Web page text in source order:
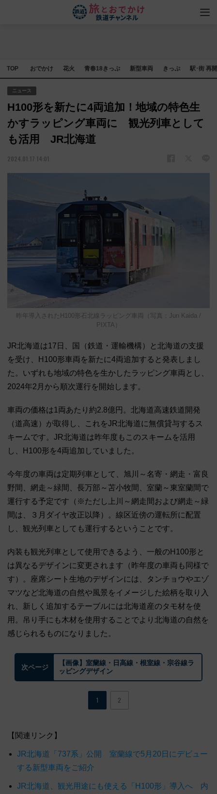
TOP おでかけ 花火 青春18きっぷ 新型車両 きっぷ 駅･街 再
ニュース
H100形を新たに4両追加！地域の特色生
かすラッピング車両に 観光列車として
も活用 JR北海道
2024.01.17 14:01
昨年導入されたH100形石北線ラッピング車両（写真：Jun Kaida /
PIXTA）
JR北海道は17日、国（鉄道・運輸機構）と北海道の支援
を受け、H100形車両を新たに4両追加すると発表しまし
た。いずれも地域の特色を生かしたラッピング車両とし、
2024年2月から順次運行を開始します。
車両の価格は1両あたり約2.8億円。北海道高速鉄道開発
（道高速）が取得し、これをJR北海道に無償貸与するス
キームです。JR北海道は昨年度もこのスキームを活用
し、H100形を4両追加していました。
今年度の車両は定期列車として、旭川～名寄・網走・富良
野間、網走～緑間、長万部～苫小牧間、室蘭～東室蘭間で
運行する予定です（※ただし上川～網走間および網走～緑
間は、３月ダイヤ改正以降）。線区近傍の運転所に配置
し、観光列車としても運行するということです。
内装も観光列車として使用できるよう、一般のH100形と
は異なるデザインに変更されます（昨年度の車両も同様で
す）。座席シート生地のデザインには、タンチョウやエゾ
マツなど北海道の自然や風景をイメージした絵柄を取り入
れ、新しく追加するテーブルには北海道産のタモ材を使
用。吊り手にも木材を使用することでより北海道の自然を
感じられるものになりました。
次ページ
【画像】室蘭線・日高線・根室線・宗谷線ラ
ッピングデザイン
1 2
【関連リンク】
JR北海道「737系」公開 室蘭線で5月20日にデビュー
する新型車両をご紹介
JR北海道、観光用途にも使える「H100形」導入へ 内